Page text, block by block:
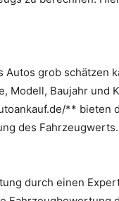
grob schätzen
Modell, Baujahr und
** bieten
des Fahrzeugwerts.
durch einen